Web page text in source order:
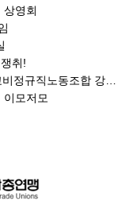
상영회
취!
강원지부 김유미 춘천지회장
모저모